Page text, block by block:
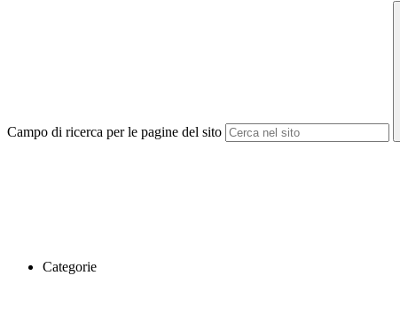
Campo di ricerca per le pagine del sito
Categorie